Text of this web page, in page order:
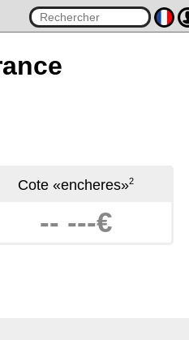
Cote «encheres»2
-- ---€